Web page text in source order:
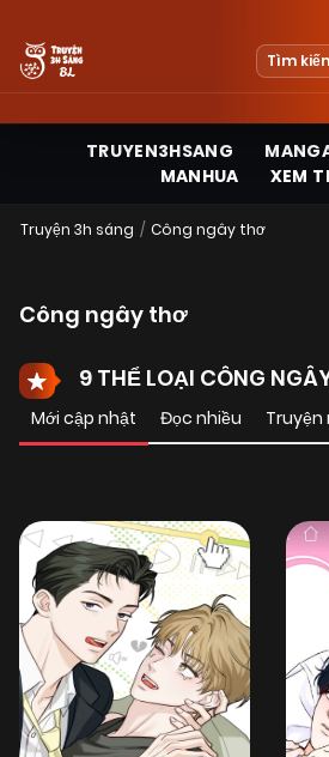
Tìm
TRUYEN3HSANG
MANHUA
XEM
Truyện 3h sáng Công ngây thơ
Công ngây thơ
9 THỂ LOẠI CÔNG
Mới cập nhật Đọc nhiều Truyện